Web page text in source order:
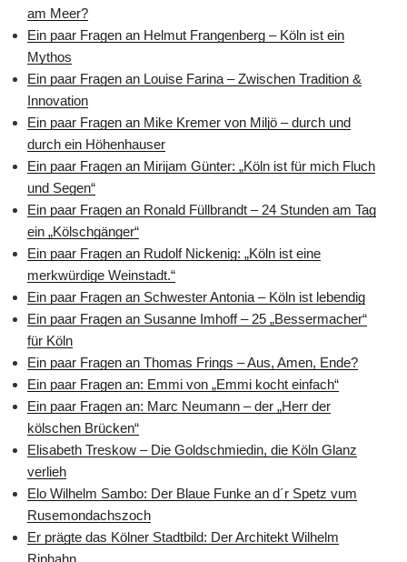
am Meer?
Ein paar Fragen an Helmut Frangenberg – Köln ist ein
Mythos
Ein paar Fragen an Louise Farina – Zwischen Tradition &
Innovation
Ein paar Fragen an Mike Kremer von Miljö – durch und
durch ein Höhenhauser
Ein paar Fragen an Mirijam Günter: „Köln ist für mich Fluch
und Segen“
Ein paar Fragen an Ronald Füllbrandt – 24 Stunden am Tag
ein „Kölschgänger“
Ein paar Fragen an Rudolf Nickenig: „Köln ist eine
merkwürdige Weinstadt.“
Ein paar Fragen an Schwester Antonia – Köln ist lebendig
Ein paar Fragen an Susanne Imhoff – 25 „Bessermacher“
für Köln
Ein paar Fragen an Thomas Frings – Aus, Amen, Ende?
Ein paar Fragen an: Emmi von „Emmi kocht einfach“
Ein paar Fragen an: Marc Neumann – der „Herr der
kölschen Brücken“
Elisabeth Treskow – Die Goldschmiedin, die Köln Glanz
verlieh
Elo Wilhelm Sambo: Der Blaue Funke an d´r Spetz vum
Rusemondachszoch
Er prägte das Kölner Stadtbild: Der Architekt Wilhelm
Riphahn